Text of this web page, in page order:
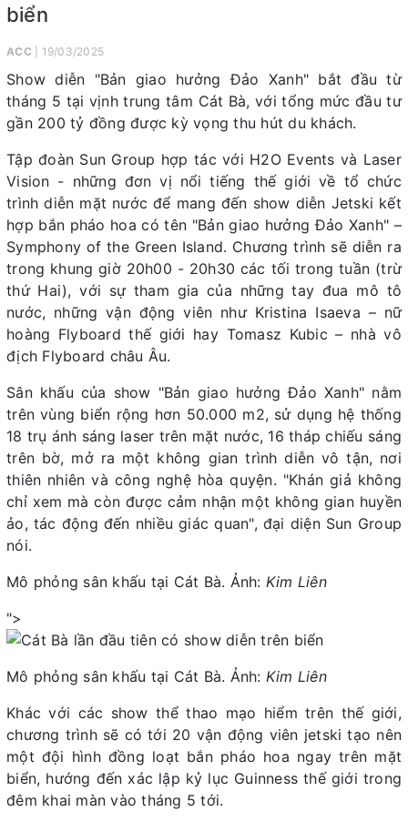
biển
ACC | 19/03/2025
Show diễn "Bản giao hưởng Đảo Xanh" bắt đầu từ
tháng 5 tại vịnh trung tâm Cát Bà, với tổng mức đầu tư
gần 200 tỷ đồng được kỳ vọng thu hút du khách.
Tập đoàn Sun Group hợp tác với H2O Events và Laser
Vision - những đơn vị nổi tiếng thế giới về tổ chức
trình diễn mặt nước để mang đến show diễn Jetski kết
hợp bắn pháo hoa có tên "Bản giao hưởng Đảo Xanh" –
Symphony of the Green Island. Chương trình sẽ diễn ra
trong khung giờ 20h00 - 20h30 các tối trong tuần (trừ
thứ Hai), với sự tham gia của những tay đua mô tô
nước, những vận động viên như Kristina Isaeva – nữ
hoàng Flyboard thế giới hay Tomasz Kubic – nhà vô
địch Flyboard châu Âu.
Sân khấu của show "Bản giao hưởng Đảo Xanh" nằm
trên vùng biển rộng hơn 50.000 m2, sử dụng hệ thống
18 trụ ánh sáng laser trên mặt nước, 16 tháp chiếu sáng
trên bờ, mở ra một không gian trình diễn vô tận, nơi
thiên nhiên và công nghệ hòa quyện. "Khán giả không
chỉ xem mà còn được cảm nhận một không gian huyền
ảo, tác động đến nhiều giác quan", đại diện Sun Group
nói.
Mô phỏng sân khấu tại Cát Bà. Ảnh: Kim Liên
">
Mô phỏng sân khấu tại Cát Bà. Ảnh: Kim Liên
Khác với các show thể thao mạo hiểm trên thế giới,
chương trình sẽ có tới 20 vận động viên jetski tạo nên
một đội hình đồng loạt bắn pháo hoa ngay trên mặt
biển, hướng đến xác lập kỷ lục Guinness thế giới trong
đêm khai màn vào tháng 5 tới.